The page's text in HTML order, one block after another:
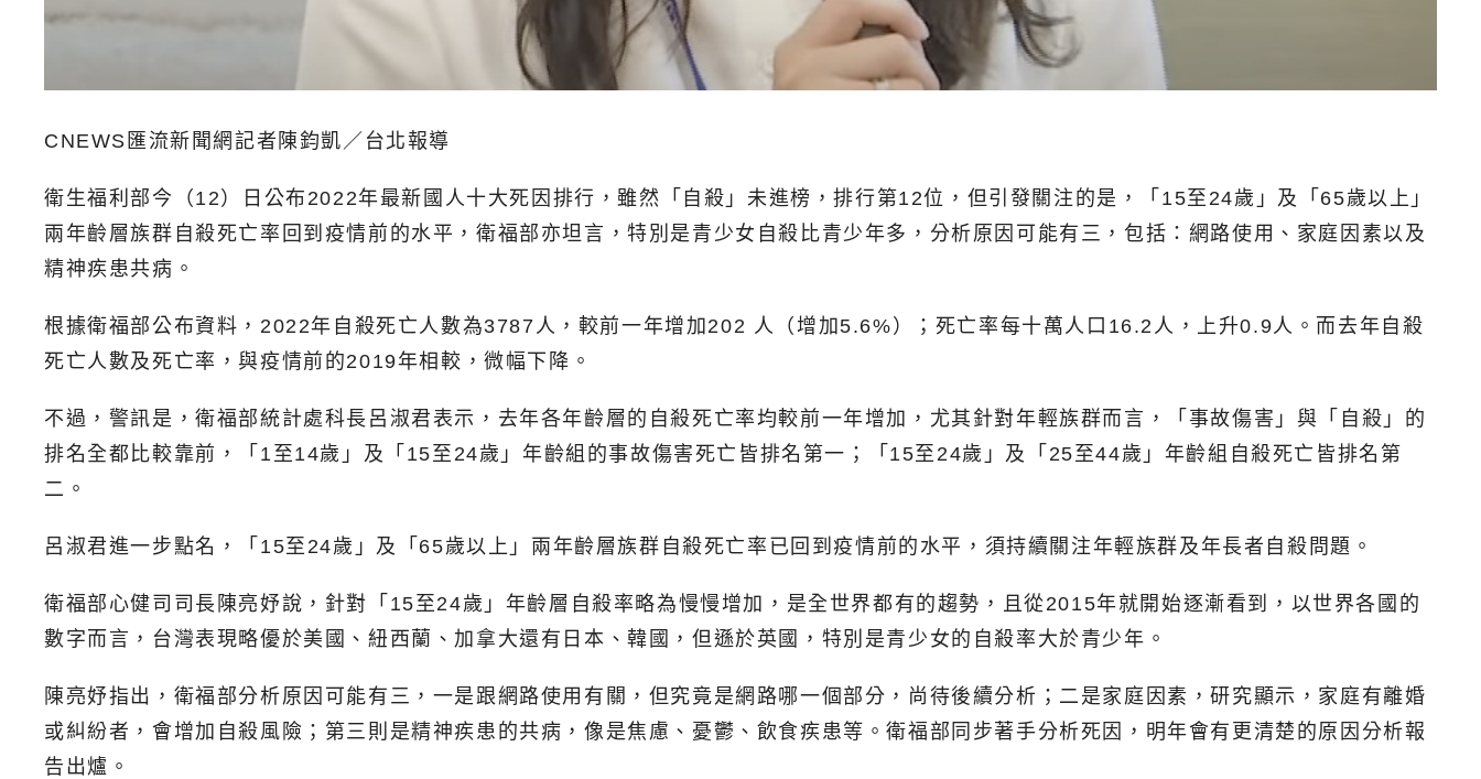
CNEWS匯流新聞網記者陳鈞凱／台北報導
衛生福利部今（12）日公布2022年最新國人十大死因排行，雖然「自殺」未進榜，排行第12位，但引發關注的是，「15至24歲」及「65歲以上」
兩年齡層族群自殺死亡率回到疫情前的水平，衛福部亦坦言，特別是青少女自殺比青少年多，分析原因可能有三，包括：網路使用、家庭因素以及
精神疾患共病。
根據衛福部公布資料，2022年自殺死亡人數為3787人，較前一年增加202 人（增加5.6%）；死亡率每十萬人口16.2人，上升0.9人。而去年自殺
死亡人數及死亡率，與疫情前的2019年相較，微幅下降。
不過，警訊是，衛福部統計處科長呂淑君表示，去年各年齡層的自殺死亡率均較前一年增加，尤其針對年輕族群而言，「事故傷害」與「自殺」的
排名全都比較靠前，「1至14歲」及「15至24歲」年齡組的事故傷害死亡皆排名第一；「15至24歲」及「25至44歲」年齡組自殺死亡皆排名第
二。
呂淑君進一步點名，「15至24歲」及「65歲以上」兩年齡層族群自殺死亡率已回到疫情前的水平，須持續關注年輕族群及年長者自殺問題。
衛福部心健司司長陳亮妤說，針對「15至24歲」年齡層自殺率略為慢慢增加，是全世界都有的趨勢，且從2015年就開始逐漸看到，以世界各國的
數字而言，台灣表現略優於美國、紐西蘭、加拿大還有日本、韓國，但遜於英國，特別是青少女的自殺率大於青少年。
陳亮妤指出，衛福部分析原因可能有三，一是跟網路使用有關，但究竟是網路哪一個部分，尚待後續分析；二是家庭因素，研究顯示，家庭有離婚
或糾紛者，會增加自殺風險；第三則是精神疾患的共病，像是焦慮、憂鬱、飲食疾患等。衛福部同步著手分析死因，明年會有更清楚的原因分析報
告出爐。